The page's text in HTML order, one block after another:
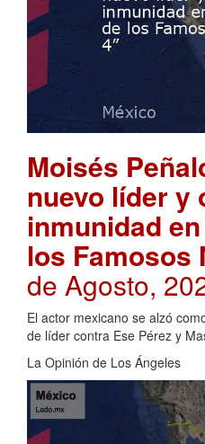
Moisés
nuevo líder y
inmunidad
los Famosos
de Agosto,
El actor mexicano se alzó
de líder contra Ese Pérez y
La Opinión de Los Ángeles